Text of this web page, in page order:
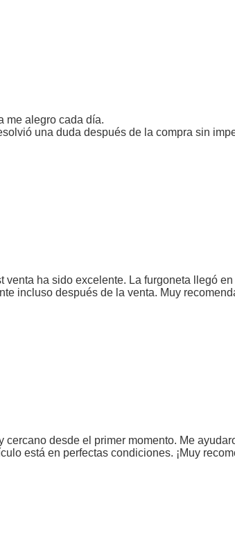
me alegro cada día.
una duda después de la compra sin
ha sido excelente. La furgoneta llegó
incluso después de la venta. Muy
desde el primer momento. Me
está en perfectas condiciones. ¡Muy